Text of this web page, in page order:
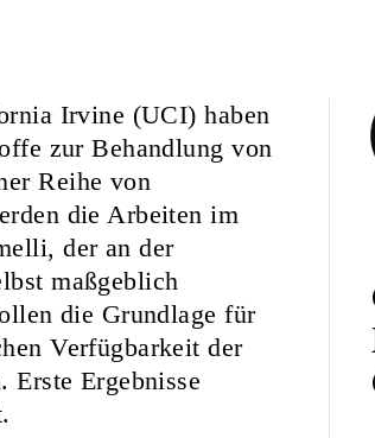
Irvine (UCI) haben
zur Behandlung von
Reihe von
die Arbeiten im
der an der
maßgeblich
die Grundlage für
Verfügbarkeit der
Erste Ergebnisse